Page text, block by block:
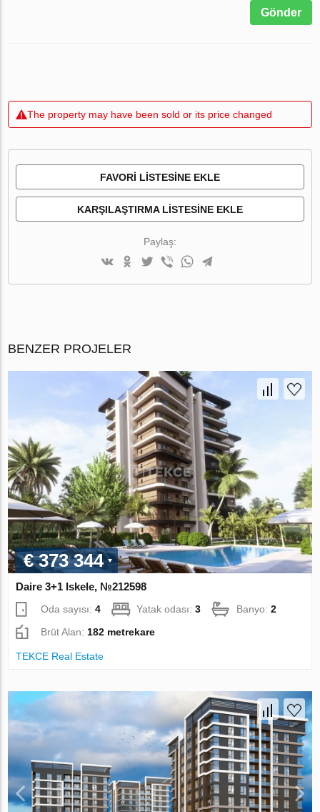
Gönder
The property may have been sold or its price changed
FAVORI LISTESINE EKLE
KARŞILAŞTIRMA LISTESINE EKLE
Paylaş:
BENZER PROJELER
€ 373 344
Daire 3+1 Iskele, №212598
Oda sayısı:4 Yatak odası:3 Banyo:2
Brüt Alan:182 metrekare
TEKCE Real Estate